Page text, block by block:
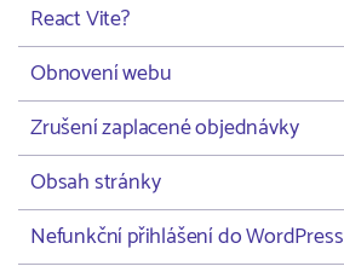
React Vite?
Obnovení webu
Zrušení zaplacené objednávky
Obsah stránky
Nefunkční přihlášení do WordPress